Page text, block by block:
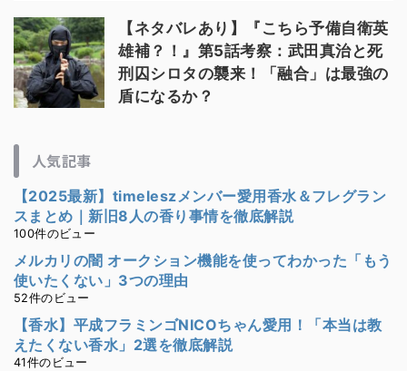
【ネタバレあり】『こちら予備自衛英
雄補？！』第5話考察：武田真治と死
刑囚シロタの襲来！「融合」は最強の
盾になるか？
人気記事
【2025最新】timeleszメンバー愛用香水＆フレグラン
スまとめ｜新旧8人の香り事情を徹底解説
100件のビュー
メルカリの闇 オークション機能を使ってわかった「もう
使いたくない」3つの理由
52件のビュー
【香水】平成フラミンゴNICOちゃん愛用！「本当は教
えたくない香水」2選を徹底解説
41件のビュー